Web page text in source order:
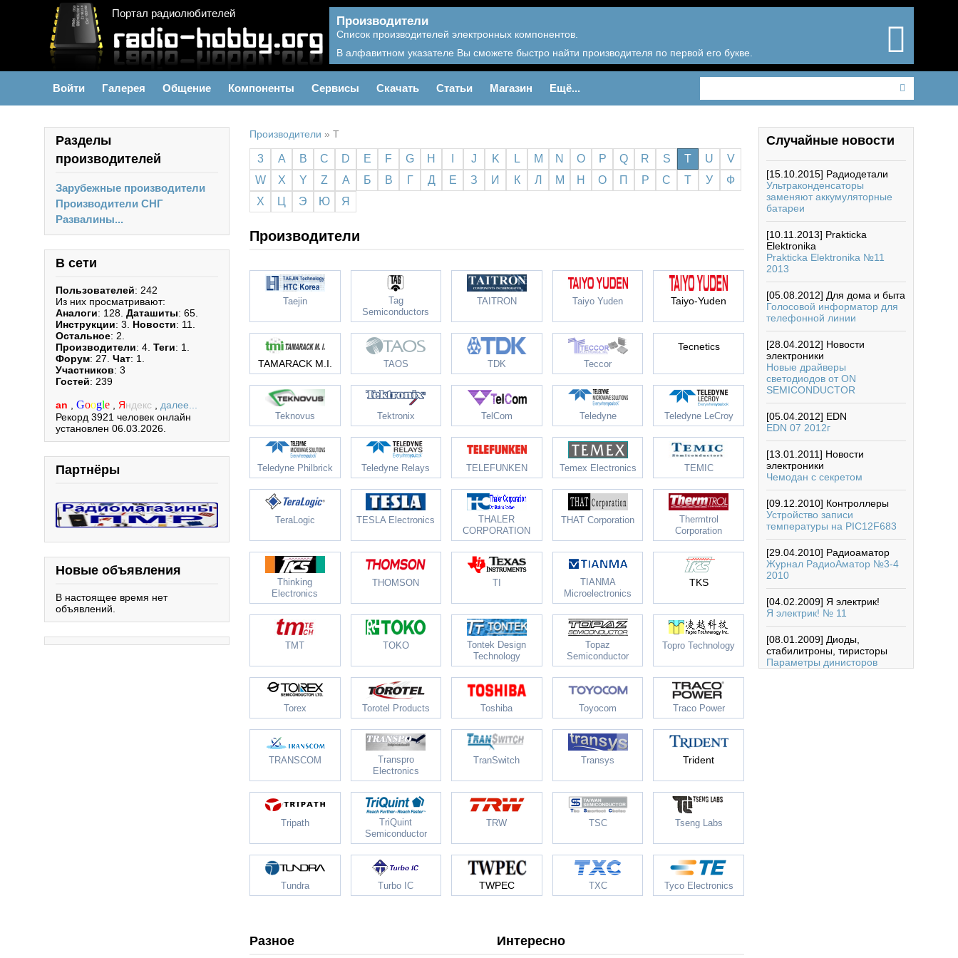
Портал радиолюбителей
Производители
Список производителей электронных компонентов.
В алфавитном указателе Вы сможете быстро найти производителя по первой его букве.
Войти Галерея Общение Компоненты Сервисы Скачать Статьи Магазин Ещё...
Разделы
производителей
Зарубежные производители
Производители СНГ
Развалины...
В сети
Пользователей: 242
Из них просматривают:
Аналоги: 128. Даташиты: 65.
Инструкции: 3. Новости: 11.
Остальное: 2.
Производители: 4. Теги: 1.
Форум: 27. Чат: 1.
Участников: 3
Гостей: 239
an Google Яндекс
далее...
Рекорд 3921 человек онлайн
установлен 06.03.2026.
Партнёры
Новые объявления
В настоящее время нет
объявлений.
Производители » T
3 A B C D E F G H J K L M N O P Q R S T U
V
W
X Y Z А Б В Г Д Е З И К Л М Н О П Р С Т У
Ф
Х
Ц Э Ю Я
Производители
Taejin
Tag
Semiconductors
TAITRON Taiyo Yuden Taiyo-Yuden
TAMARACK M.I. TAOS TDK Teccor
Teknovus Tektronix TelCom Teledyne Teledyne LeCroy
Teledyne Philbrick Teledyne Relays TELEFUNKEN Temex Electronics TEMIC
TeraLogic TESLA Electronics
THALER
CORPORATION
THAT Corporation
Thermtrol
Corporation
Thinking
Electronics
THOMSON TI
TIANMA
Microelectronics
TKS
TMT TOKO
Tontek Design
Technology
Topaz
Semiconductor
Topro Technology
Torex Torotel Products Toshiba Toyocom Traco Power
TRANSCOM
Transpro
Electronics
TranSwitch Transys Trident
Tripath
TriQuint
Semiconductor
TRW TSC Tseng Labs
Tundra Turbo IC TWPEC TXC Tyco Electronics
Разное Интересно
Случайные новости
[15.10.2015] Радиодетали
Ультраконденсаторы
заменяют аккумуляторные
батареи
[10.11.2013] Prakticka
Elektronika
Prakticka Elektronika №11
2013
[05.08.2012] Для дома и быта
Голосовой информатор для
телефонной линии
[28.04.2012] Новости
электроники
Новые драйверы
светодиодов от ON
SEMICONDUCTOR
[05.04.2012] EDN
EDN 07 2012г
[13.01.2011] Новости
электроники
Чемодан с секретом
[09.12.2010] Контроллеры
Устройство записи
температуры на PIC12F683
[29.04.2010] Радиоаматор
Журнал РадиоАматор №3-4
2010
[04.02.2009] Я электрик!
Я электрик! № 11
[08.01.2009] Диоды,
стабилитроны, тиристоры
Параметры динисторов